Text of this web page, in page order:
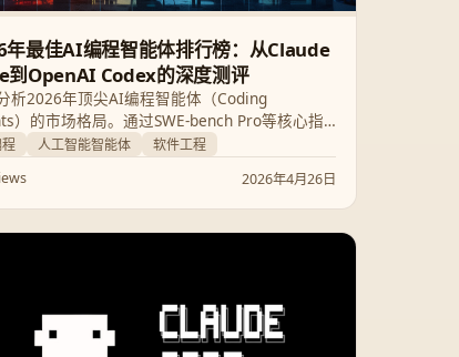
年最佳AI编程智能体排行榜：从Claude
到OpenAI Codex的深度测评
析2026年顶尖AI编程智能体（Coding
）的市场格局。通过SWE-bench Pro等核心指
对比Claude Code、Codex、Cursor及Google
人工智能智能体
软件工程
2026年4月26日